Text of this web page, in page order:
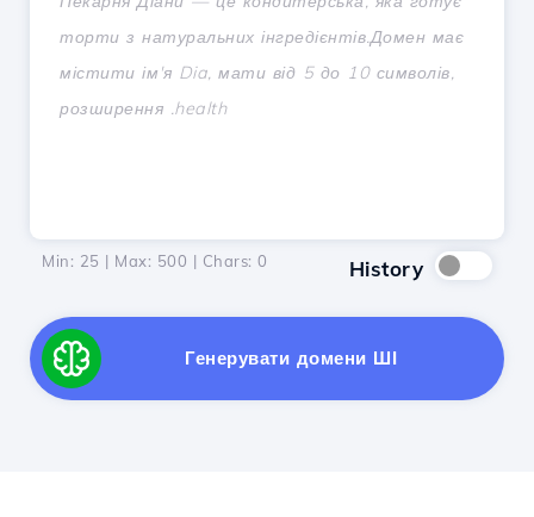
Min: 25 | Max: 500 | Chars: 0 History
Генерувати домени ШІ